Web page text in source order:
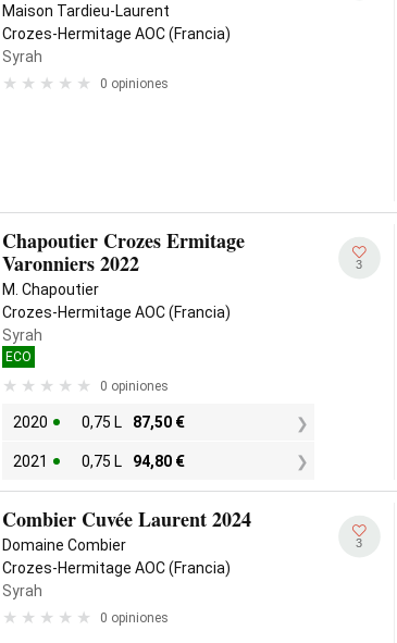
Maison Tardieu-Laurent
Crozes-Hermitage AOC (Francia)
Syrah
0 opiniones
Chapoutier Crozes Ermitage
Varonniers 2022
M. Chapoutier
Crozes-Hermitage AOC (Francia)
Syrah
ECO
0 opiniones
2020 0,75 L 87,50 €
2021 0,75 L 94,80 €
3
Combier Cuvée Laurent 2024
Domaine Combier
Crozes-Hermitage AOC (Francia)
Syrah
0 opiniones
3